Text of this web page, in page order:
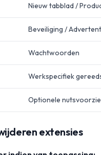
Nieuw tabblad /
Beveiliging /
Wachtwoorden
Werkspecifiek
Optionele
extensies